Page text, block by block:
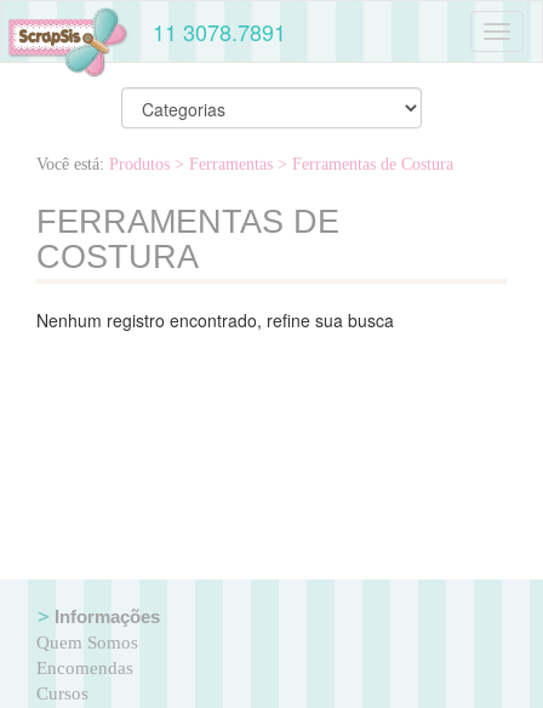
11 3078.7891
Você está: Produtos > Ferramentas > Ferramentas de Costura
FERRAMENTAS DE
COSTURA
Nenhum registro encontrado, refine sua busca
Informações
Quem Somos
Encomendas
Cursos